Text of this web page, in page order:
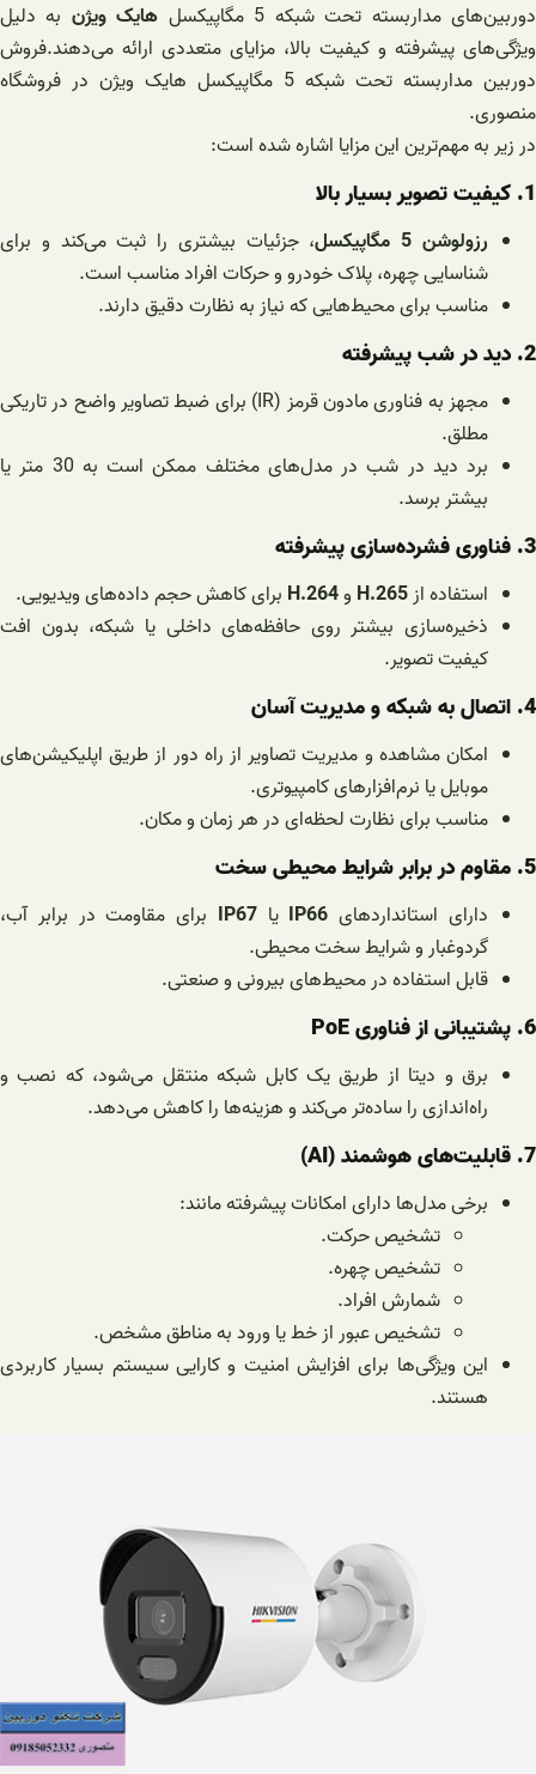
دوربین‌های مداربسته تحت شبکه 5 مگاپیکسل هایک ویژن به دلیل
ویژگی‌های پیشرفته و کیفیت بالا، مزایای متعددی ارائه می‌دهند.فروش
دوربین مداربسته تحت شبکه 5 مگاپیکسل هایک ویژن در فروشگاه
منصوری.
در زیر به مهم‌ترین این مزایا اشاره شده است:
1. کیفیت تصویر بسیار بالا
رزولوشن 5 مگاپیکسل
، جزئیات بیشتری را ثبت می‌کند و برای
شناسایی چهره، پلاک خودرو و حرکات افراد مناسب است.
مناسب برای محیط‌هایی که نیاز به نظارت دقیق دارند.
2. دید در شب پیشرفته
مجهز به فناوری مادون قرمز (IR) برای ضبط تصاویر واضح در تاریکی
مطلق.
برد دید در شب در مدل‌های مختلف ممکن است به 30 متر یا
بیشتر برسد.
3. فناوری فشرده‌سازی پیشرفته
استفاده ازH.265 وH.264 برای کاهش حجم داده‌های ویدیویی.
ذخیره‌سازی بیشتر روی حافظه‌های داخلی یا شبکه، بدون افت
کیفیت تصویر.
4. اتصال به شبکه و مدیریت آسان
امکان مشاهده و مدیریت تصاویر از راه دور از طریق اپلیکیشن‌های
موبایل یا نرم‌افزارهای کامپیوتری.
مناسب برای نظارت لحظه‌ای در هر زمان و مکان.
5. مقاوم در برابر شرایط محیطی سخت
دارای استانداردهای IP66 یاIP67 برای مقاومت در برابر آب،
گردوغبار و شرایط سخت محیطی.
قابل استفاده در محیط‌های بیرونی و صنعتی.
6. پشتیبانی از فناوری PoE
برق و دیتا از طریق یک کابل شبکه منتقل می‌شود، که نصب و
راه‌اندازی را ساده‌تر می‌کند و هزینه‌ها را کاهش می‌دهد.
7. قابلیت‌های هوشمند (AI)
برخی مدل‌ها دارای امکانات پیشرفته مانند:
تشخیص حرکت.
تشخیص چهره.
شمارش افراد.
تشخیص عبور از خط یا ورود به مناطق مشخص.
این ویژگی‌ها برای افزایش امنیت و کارایی سیستم بسیار کاربردی
هستند.